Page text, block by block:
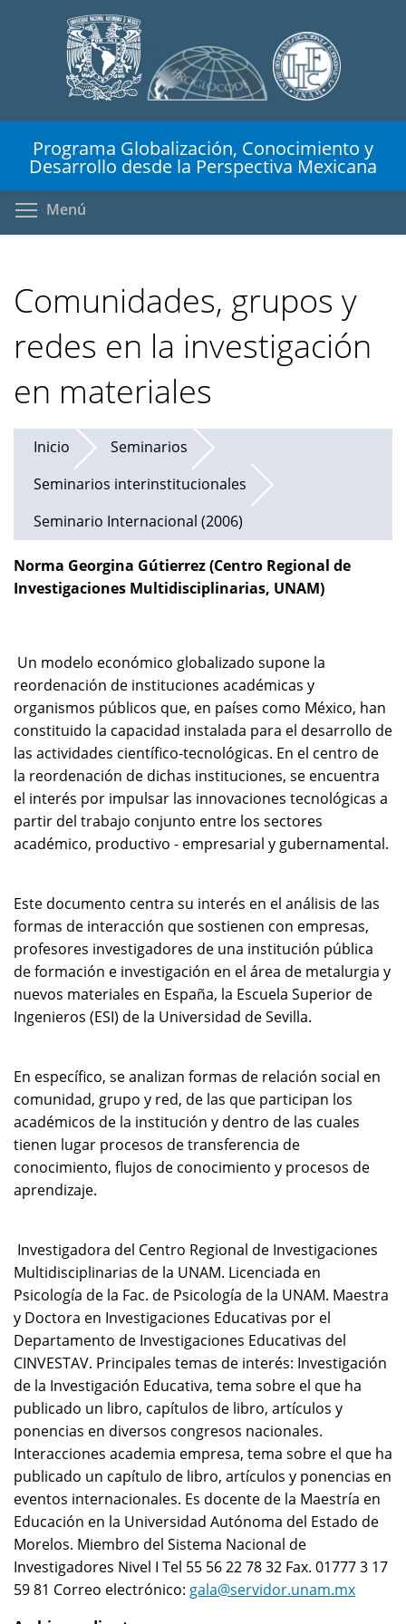
contenido
Programa Globalización, Conocimiento y
Desarrollo desde la Perspectiva Mexicana
Menú
Comunidades, grupos y
redes en la investigación
en materiales
Inicio
Seminarios
Seminarios interinstitucionales
Seminario Internacional (2006)
Norma Georgina Gútierrez (Centro Regional de
Investigaciones Multidisciplinarias, UNAM)
Un modelo económico globalizado supone la
reordenación de instituciones académicas y
organismos públicos que, en países como México, han
constituido la capacidad instalada para el desarrollo de
las actividades científico-tecnológicas. En el centro de
la reordenación de dichas instituciones, se encuentra
el interés por impulsar las innovaciones tecnológicas a
partir del trabajo conjunto entre los sectores
académico, productivo - empresarial y gubernamental.
Este documento centra su interés en el análisis de las
formas de interacción que sostienen con empresas,
profesores investigadores de una institución pública
de formación e investigación en el área de metalurgia y
nuevos materiales en España, la Escuela Superior de
Ingenieros (ESI) de la Universidad de Sevilla.
En específico, se analizan formas de relación social en
comunidad, grupo y red, de las que participan los
académicos de la institución y dentro de las cuales
tienen lugar procesos de transferencia de
conocimiento, flujos de conocimiento y procesos de
aprendizaje.
Investigadora del Centro Regional de Investigaciones
Multidisciplinarias de la UNAM. Licenciada en
Psicología de la Fac. de Psicología de la UNAM. Maestra
y Doctora en Investigaciones Educativas por el
Departamento de Investigaciones Educativas del
CINVESTAV. Principales temas de interés: Investigación
de la Investigación Educativa, tema sobre el que ha
publicado un libro, capítulos de libro, artículos y
ponencias en diversos congresos nacionales.
Interacciones academia empresa, tema sobre el que ha
publicado un capítulo de libro, artículos y ponencias en
eventos internacionales. Es docente de la Maestría en
Educación en la Universidad Autónoma del Estado de
Morelos. Miembro del Sistema Nacional de
Investigadores Nivel I Tel 55 56 22 78 32 Fax. 01777 3 17
59 81 Correo electrónico: gala@servidor.unam.mx